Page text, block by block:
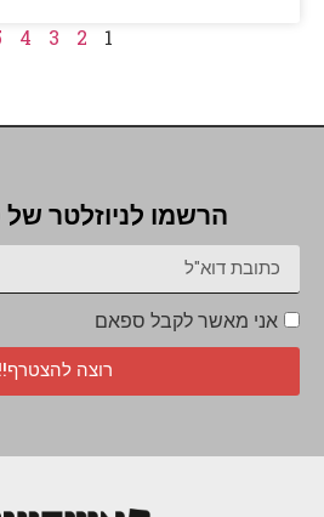
1
2
3
4
הרשמו לניוזלטר
אני מאשר לקבל ספאם
רוצה